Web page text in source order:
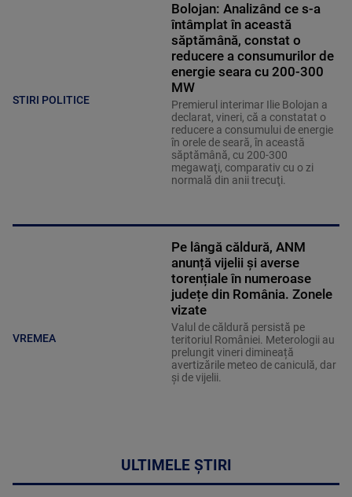
STIRI POLITICE
Bolojan: Analizând ce s-a
întâmplat în această
săptămână, constat o
reducere a consumurilor de
energie seara cu 200-300
MW
Premierul interimar Ilie Bolojan a
declarat, vineri, că a constatat o
reducere a consumului de energie
în orele de seară, în această
săptămână, cu 200-300
megawaţi, comparativ cu o zi
normală din anii trecuţi.
VREMEA
Pe lângă căldură, ANM
anunță vijelii și averse
torențiale în numeroase
județe din România. Zonele
vizate
Valul de căldură persistă pe
teritoriul României. Meterologii au
prelungit vineri dimineață
avertizările meteo de caniculă, dar
și de vijelii.
ULTIMELE ȘTIRI